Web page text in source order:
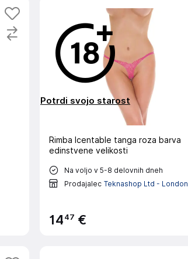
Rimba lcentable tanga roza barva
edinstvene velikosti
Na voljo v 5-8 delovnih dneh
Prodajalec Teknashop Ltd - London
1447 €
Potrdi svojo starost